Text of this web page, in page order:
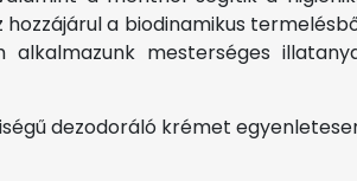
a biodinamikus
mesterséges
dezodoráló krémet